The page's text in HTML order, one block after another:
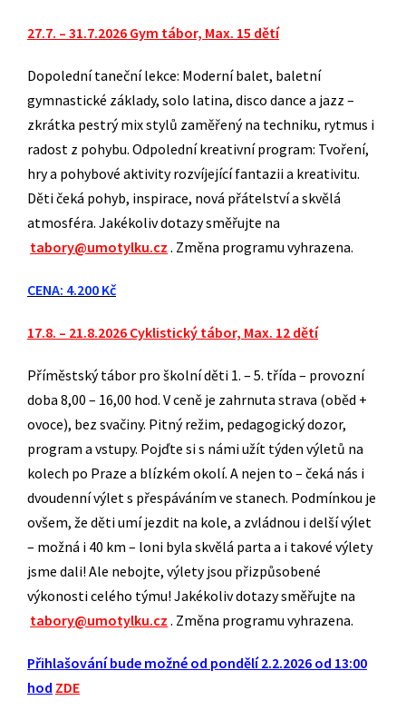
27.7. – 31.7.2026 Gym tábor, Max. 15 dětí
Dopolední taneční lekce: Moderní balet, baletní
gymnastické základy, solo latina, disco dance a jazz –
zkrátka pestrý mix stylů zaměřený na techniku, rytmus i
radost z pohybu. Odpolední kreativní program: Tvoření,
hry a pohybové aktivity rozvíjející fantazii a kreativitu.
Děti čeká pohyb, inspirace, nová přátelství a skvělá
atmosféra. Jakékoliv dotazy směřujte na
tabory@umotylku.cz . Změna programu vyhrazena.
CENA: 4.200 Kč
17.8. – 21.8.2026 Cyklistický tábor, Max. 12 dětí
Příměstský tábor pro školní děti 1. – 5. třída – provozní
doba 8,00 – 16,00 hod. V ceně je zahrnuta strava (oběd +
ovoce), bez svačiny. Pitný režim, pedagogický dozor,
program a vstupy. Pojďte si s námi užít týden výletů na
kolech po Praze a blízkém okolí. A nejen to – čeká nás i
dvoudenní výlet s přespáváním ve stanech. Podmínkou je
ovšem, že děti umí jezdit na kole, a zvládnou i delší výlet
– možná i 40 km – loni byla skvělá parta a i takové výlety
jsme dali! Ale nebojte, výlety jsou přizpůsobené
výkonosti celého týmu! Jakékoliv dotazy směřujte na
tabory@umotylku.cz . Změna programu vyhrazena.
Přihlašování bude možné od pondělí 2.2.2026 od 13:00
hod ZDE